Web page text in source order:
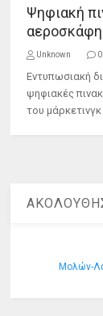
Ψηφιακή
αεροσκάφη
Unknown 0
Εντυπωσιακή
ψηφιακές
του
Μολών-